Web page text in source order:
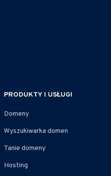
PRODUKTY I USŁUGI
Domeny
Wyszukiwarka domen
Tanie domeny
Hosting